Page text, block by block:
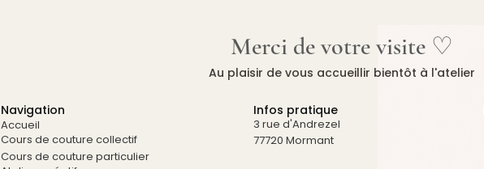
Merci de votre visite ♡
Au plaisir de vous accueillir bientôt à l'atelier
Navigation
Accueil
Cours de couture collectif
Cours de couture particulier
Infos pratique
3 rue d'Andrezel
77720 Mormant